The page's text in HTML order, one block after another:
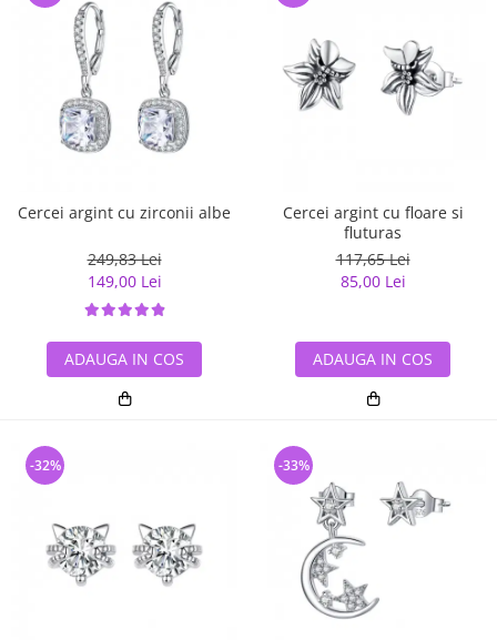
Cercei argint cu zirconii albe
249,83 Lei
149,00 Lei
ADAUGA IN COS
Cercei argint cu floare si
fluturas
117,65 Lei
85,00 Lei
ADAUGA IN COS
-32% -33%